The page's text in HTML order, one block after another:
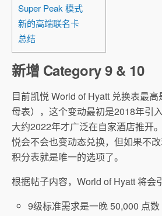
Super Peak 模式
新的高端联名卡
总结
新增 Category 9 & 10
目前凯悦 World of Hyatt 兑换表最
母表），这个变动最初是2018年引
大约2022年才广泛在自家酒店推开
悦会不会也变动态兑换，但如果不
积分表就是唯一的选项了。
根据帖子内容，World of Hyatt 将会
9级标准需求是一晚 50,000 点数